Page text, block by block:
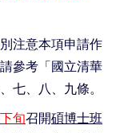
注意本項申請作
參考「國立清華
七、八、九條。
旬召開碩博士班